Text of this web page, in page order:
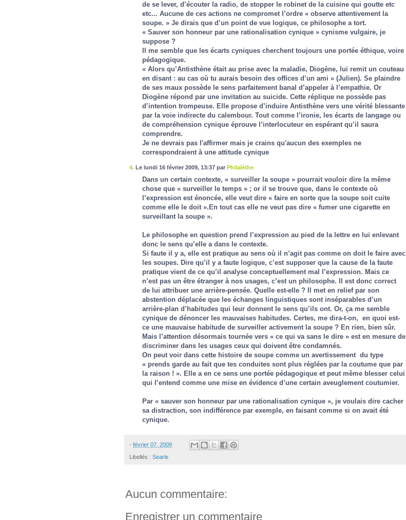
de se lever, d’écouter la radio, de stopper le robinet de la cuisine qui goutte etc
etc... Aucune de ces actions ne compromet l’ordre « observe attentivement la
soupe. » Je dirais que d’un point de vue logique, ce philosophe a tort.
« Sauver son honneur par une rationalisation cynique » cynisme vulgaire, je
suppose ?
Il me semble que les écarts cyniques cherchent toujours une portée éthique, voire
pédagogique.
« Alors qu’Antisthène était au prise avec la maladie, Diogène, lui remit un couteau
en disant : au cas où tu aurais besoin des offices d’un ami » (Julien). Se plaindre
de ses maux possède le sens parfaitement banal d’appeler à l’empathie. Or
Diogène répond par une invitation au suicide. Cette réplique ne possède pas
d’intention trompeuse. Elle propose d’induire Antisthène vers une vérité blessante
par la voie indirecte du calembour. Tout comme l’ironie, les écarts de langage ou
de compréhension cynique éprouve l’interlocuteur en espérant qu’il saura
comprendre.
Je ne devrais pas l'affirmer mais je crains qu'aucun des exemples ne
correspondraient à une attitude cynique
4. Le lundi 16 février 2009, 13:37 par Philalèthe
Dans un certain contexte, « surveiller la soupe » pourrait vouloir dire la même
chose que « surveiller le temps » ; or il se trouve que, dans le contexte où
l’expression est énoncée, elle veut dire « faire en sorte que la soupe soit cuite
comme elle le doit ».En tout cas elle ne veut pas dire « fumer une cigarette en
surveillant la soupe ».
Le philosophe en question prend l’expression au pied de la lettre en lui enlevant
donc le sens qu’elle a dans le contexte.
Si faute il y a, elle est pratique au sens où il n’agit pas comme on doit le faire avec
les soupes. Dire qu’il y a faute logique, c’est supposer que la cause de la faute
pratique vient de ce qu’il analyse conceptuellement mal l’expression. Mais ce
n’est pas un être étranger à nos usages, c’est un philosophe. Il est donc correct
de lui attribuer une arrière-pensée. Quelle est-elle ? Il met en relief par son
abstention déplacée que les échanges linguistiques sont inséparables d’un
arrière-plan d’habitudes qui leur donnent le sens qu’ils ont. Or, ça me semble
cynique de dénoncer les mauvaises habitudes. Certes, me dira-t-on, en quoi est-
ce une mauvaise habitude de surveiller activement la soupe ? En rien, bien sûr.
Mais l’attention désormais tournée vers « ce qui va sans le dire » est en mesure de
discriminer dans les usages ceux qui doivent être condamnés.
On peut voir dans cette histoire de soupe comme un avertissement du type
« prends garde au fait que tes conduites sont plus réglées par la coutume que par
la raison ! ». Elle a en ce sens une portée pédagogique et peut même blesser celui
qui l’entend comme une mise en évidence d’une certain aveuglement coutumier.
Par « sauver son honneur par une rationalisation cynique », je voulais dire cacher
sa distraction, son indifférence par exemple, en faisant comme si on avait été
cynique.
- février 07, 2009
Libellés : Searle
Aucun commentaire:
Enregistrer un commentaire